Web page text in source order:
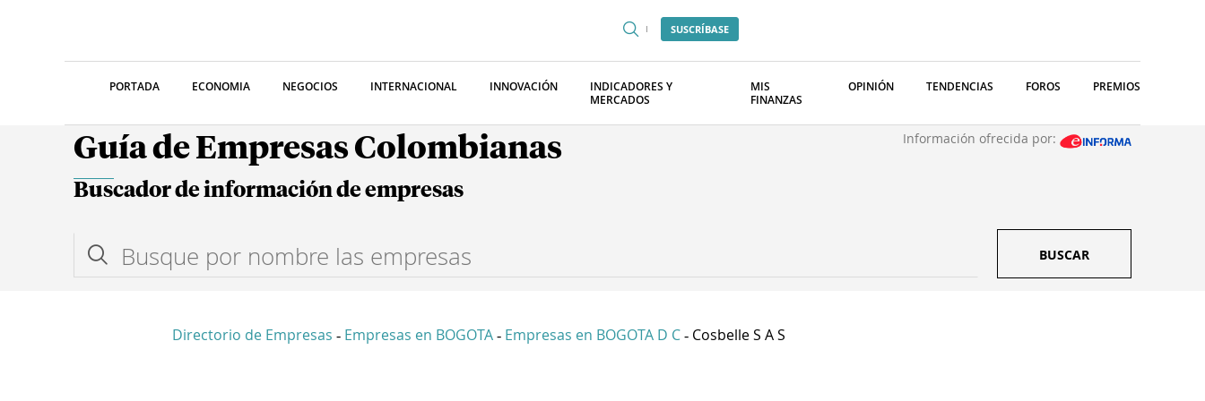
SUSCRÍBASE
PORTADA ECONOMIA NEGOCIOS INTERNACIONAL INNOVACIÓN
INDICADORES Y
MERCADOS
MIS
FINANZAS
OPINIÓN TENDENCIAS FOROS PREMIOS
Guía de Empresas Colombianas Información ofrecida por:
Buscador de información de empresas
BUSCAR
Directorio de Empresas - Empresas en BOGOTA - Empresas en BOGOTA D C - Cosbelle S A S